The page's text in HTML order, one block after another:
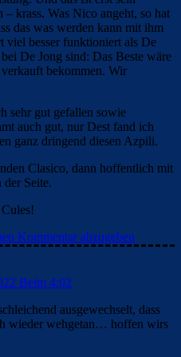
krass. Was Nico angeht, so hat
das was werden kann mit ihm
viel besser funktioniert als De
De Jong sind: Das Beste wäre
bekommen. Wir
sehr gut gefallen sowie
auch gut, nur Dest fand ich
ganz dringend diesen Azpili.
Clasico, dann hoffentlich mit
Seite.
Kommentar abzugeben
Beim 4:02
ausgewechselt, dass
wieder wehgetan… hoffen wirs